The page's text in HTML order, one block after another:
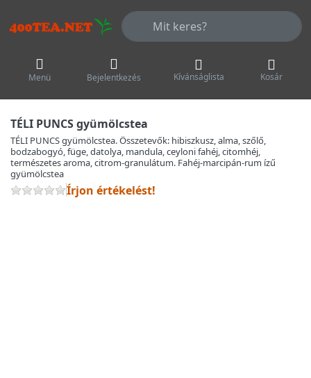
Adja meg a keresőszót. Az első
Menü Bejelentkezés Kívánságlista Kosár
TÉLI PUNCS gyümölcstea
TÉLI PUNCS gyümölcstea. Összetevők: hibiszkusz, alma, szőlő,
bodzabogyó, füge, datolya, mandula, ceyloni fahéj, citomhéj,
természetes aroma, citrom-granulátum. Fahéj-marcipán-rum ízű
gyümölcstea
Írjon értékelést!